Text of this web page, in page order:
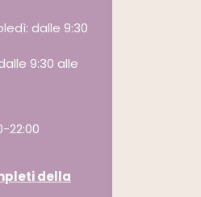
dalle 9:30
9:30 alle
22:00
della